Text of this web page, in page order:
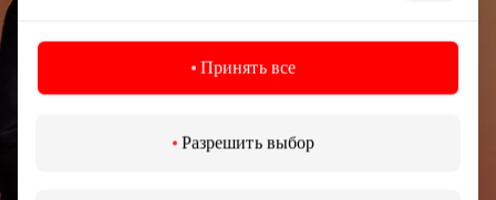
Принять все
Разрешить выбор